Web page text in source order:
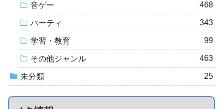
音ゲー 468
パーティ 343
学習・教育 99
その他ジャンル 463
未分類 25